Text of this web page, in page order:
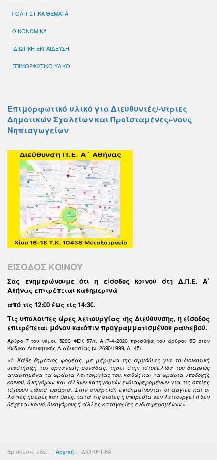
ΠΟΛΙΤΙΣΤΙΚΑ ΘΕΜΑΤΑ
ΟΙΚΟΝΟΜΙΚΑ
ΙΔΙΩΤΙΚΗ ΕΚΠΑΙΔΕΥΣΗ
ΕΠΙΜΟΡΦΩΤΙΚΟ ΥΛΙΚΟ
Επιμορφωτικό υλικό για Διευθυντές/-ντριες
Δημοτικών Σχολείων και Προϊσταμένες/-νους
Νηπιαγωγείων
ΕΙΣΟΔΟΣ ΚΟΙΝΟΥ
Σας ενημερώνουμε ότι η είσοδος κοινού στη Δ.Π.Ε. Α΄
Αθήνας επιτρέπεται καθημερινά
από τις 12:00 έως τις 14:30.
Τις υπόλοιπες ώρες λειτουργίας της Διεύθυνσης, η είσοδος
επιτρέπεται μόνον κατόπιν προγραμματισμένου ραντεβού.
Άρθρο 7 του νόμου 5293 ΦΕΚ 57/τ. Α΄/7-4-2026 προσθήκη του άρθρου 5Β στον
Κώδικα Διοικητικής Διαδικασίας (ν. 2690/1999, Α΄ 45).
«1. Κάθε δημόσιος φορέας, με μέριμνα της αρμόδιας για τη διοικητική
υποστήριξή του οργανικής μονάδας, τηρεί στην ιστοσελίδα του διαρκώς
αναρτημένα τα ωράρια λειτουργίας του, καθώς και τα ωράρια υποδοχής
κοινού, δικηγόρων και άλλων κατηγοριών ενδιαφερομένων για τις οποίες
ισχύουν ειδικά ωράρια. Στην ανάρτηση επισημαίνονται οι αργίες και οι
λοιπές ημέρες και ώρες, κατά τις οποίες η υπηρεσία δεν λειτουργεί ή δεν
δέχεται κοινό, δικηγόρους ή άλλες κατηγορίες ενδιαφερομένων.»
Βρίσκεστε εδώ: Αρχική ΔΙΟΙΚΗΤΙΚΑ